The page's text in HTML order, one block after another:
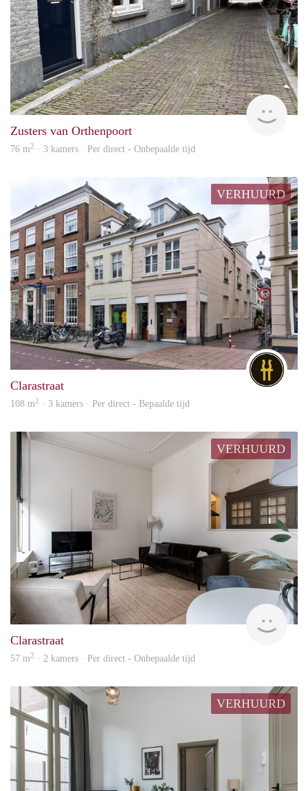
Next
Zusters van Orthenpoort
76 m2 · 3 kamers · Per direct - Onbepaalde tijd
VERHUURD
DG
Clarastraat
108 m2 · 3 kamers · Per direct - Bepaalde tijd
VERHUURD
Next
Clarastraat
57 m2 · 2 kamers · Per direct - Onbepaalde tijd
VERHUURD